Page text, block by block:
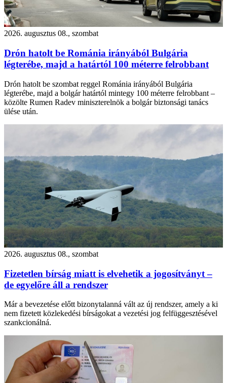
2026. augusztus 08., szombat
Drón hatolt be Románia irányából Bulgária
légterébe, majd a határtól 100 méterre felrobbant
Drón hatolt be szombat reggel Románia irányából Bulgária
légterébe, majd a bolgár határtól mintegy 100 méterre felrobbant –
közölte Rumen Radev miniszterelnök a bolgár biztonsági tanács
ülése után.
2026. augusztus 08., szombat
Fizetetlen bírság miatt is elvehetik a jogosítványt –
de egyelőre áll a rendszer
Már a bevezetése előtt bizonytalanná vált az új rendszer, amely a ki
nem fizetett közlekedési bírságokat a vezetési jog felfüggesztésével
szankcionálná.